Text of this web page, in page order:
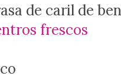
de caril de
frescos